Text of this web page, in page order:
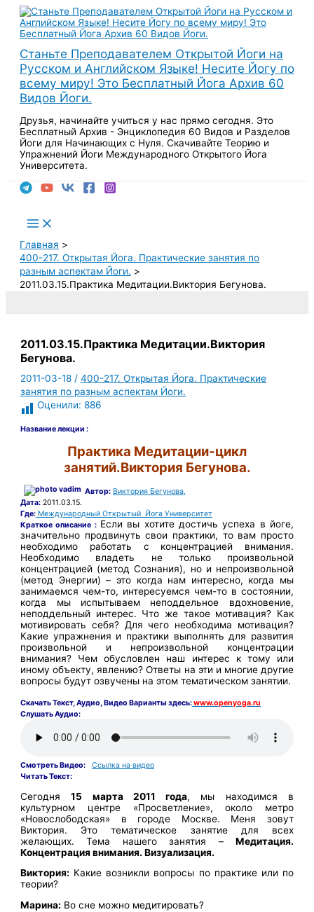
Перейти
содержимому
Станьте Преподавателем Открытой Йоги на
Русском и Английском Языке! Несите Йогу по
всему миру! Это Бесплатный Йога Архив 60
Видов Йоги.
Друзья, начинайте учиться у нас прямо сегодня. Это
Бесплатный Архив - Энциклопедия 60 Видов и Разделов
Йоги для Начинающих с Нуля. Скачивайте Теорию и
Упражнений Йоги Международного Открытого Йога
Университета.
Main
Menu
Главная
400-217. Открытая Йога. Практические занятия по
разным аспектам Йоги.
2011.03.15.Практика Медитации.Виктория Бегунова.
2011.03.15.Практика Медитации.Виктория
Бегунова.
2011-03-18/400-217. Открытая Йога. Практические
занятия по разным аспектам Йоги.
Оценили: 886
Название лекции :
Практика Медитации-цикл
занятий.Виктория Бегунова.
Автор: Виктория Бегунова,
Дата: 2011.03.15.
Где: Международный Открытый Йога Университет
Краткое описание : Если вы хотите достичь успеха в йоге,
значительно продвинуть свои практики, то вам просто
необходимо работать с концентрацией внимания.
Необходимо владеть не только произвольной
концентрацией (метод Сознания), но и непроизвольной
(метод Энергии) – это когда нам интересно, когда мы
занимаемся чем-то, интересуемся чем-то в состоянии,
когда мы испытываем неподдельное вдохновение,
неподдельный интерес. Что же такое мотивация? Как
мотивировать себя? Для чего необходима мотивация?
Какие упражнения и практики выполнять для развития
произвольной и непроизвольной концентрации
внимания? Чем обусловлен наш интерес к тому или
иному объекту, явлению? Ответы на эти и многие другие
вопросы будут озвучены на этом тематическом занятии.
СкачатьТекст,Аудио, Видео Варианты здесь:www.openyoga.ru
Слушать Аудио:
Смотреть Видео:
Ссылка на видео
Читать Текст:
Сегодня15 марта 2011 года, мы находимся в
культурном центре «Просветление», около метро
«Новослободская» в городе Москве. Меня зовут
Виктория. Это тематическое занятие для всех
желающих. Тема нашего занятия – Медитация.
Концентрация внимания. Визуализация.
Виктория: Какие возникли вопросы по практике или по
теории?
Марина: Во сне можно медитировать?